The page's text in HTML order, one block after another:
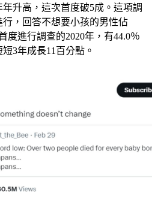
升高，這次首度破5成。這項調
行，回答不想要小孩的男性佔
度進行調查的2020年，有44.0％
3年成長11百分點。